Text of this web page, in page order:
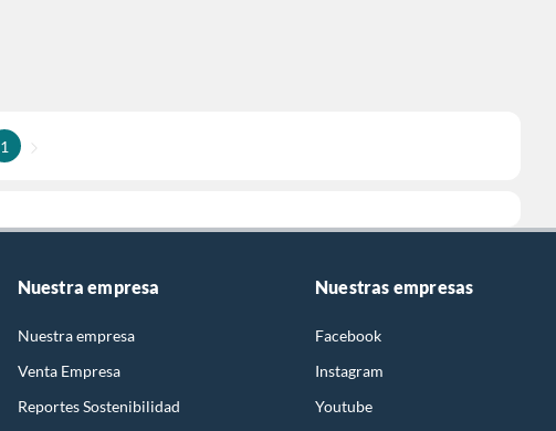
1
Nuestra empresa
Nuestra empresa
Venta Empresa
Reportes Sostenibilidad
Nuestras empresas
Facebook
Instagram
Youtube